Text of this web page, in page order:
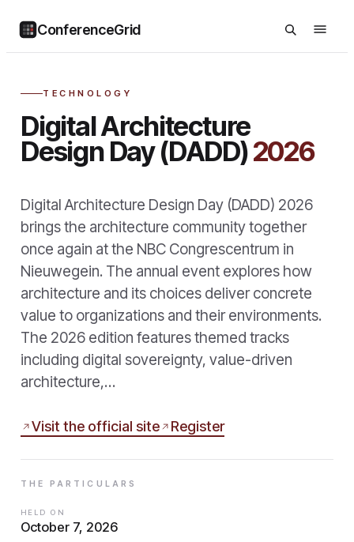
ConferenceGrid
TECHNOLOGY
Digital Architecture
Design Day (DADD)2026
Digital Architecture Design Day (DADD) 2026
brings the architecture community together
once again at the NBC Congrescentrum in
Nieuwegein. The annual event explores how
architecture and its choices deliver concrete
value to organizations and their environments.
The 2026 edition features themed tracks
including digital sovereignty, value-driven
architecture,…
Visit the official site Register
THE PARTICULARS
HELD ON
October 7, 2026